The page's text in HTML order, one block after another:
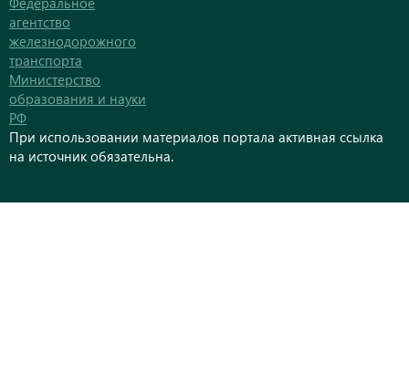
агентство
железнодорожного
транспорта
Министерство
образования и науки
РФ
При использовании материалов портала активная ссылка
на источник обязательна.